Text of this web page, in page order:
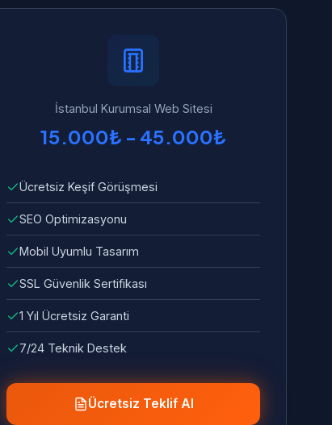
İstanbul Kurumsal Web Sitesi
15.000₺ - 45.000₺
Ücretsiz Keşif Görüşmesi
SEO Optimizasyonu
Mobil Uyumlu Tasarım
SSL Güvenlik Sertifikası
1 Yıl Ücretsiz Garanti
7/24 Teknik Destek
Ücretsiz Teklif Al